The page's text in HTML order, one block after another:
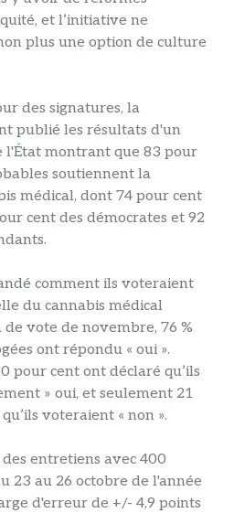
et l’initiative ne
plus une option de culture
des signatures, la
publié les résultats d'un
l'État montrant que 83 pour
soutiennent la
médical, dont 74 pour cent
cent des démocrates et 92
comment ils voteraient
du cannabis médical
vote de novembre, 76 %
ont répondu « oui ».
pour cent ont déclaré qu’ils
» oui, et seulement 21
voteraient « non ».
entretiens avec 400
23 au 26 octobre de l'année
d'erreur de +/- 4,9 points